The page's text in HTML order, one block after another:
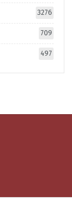
3276
709
497